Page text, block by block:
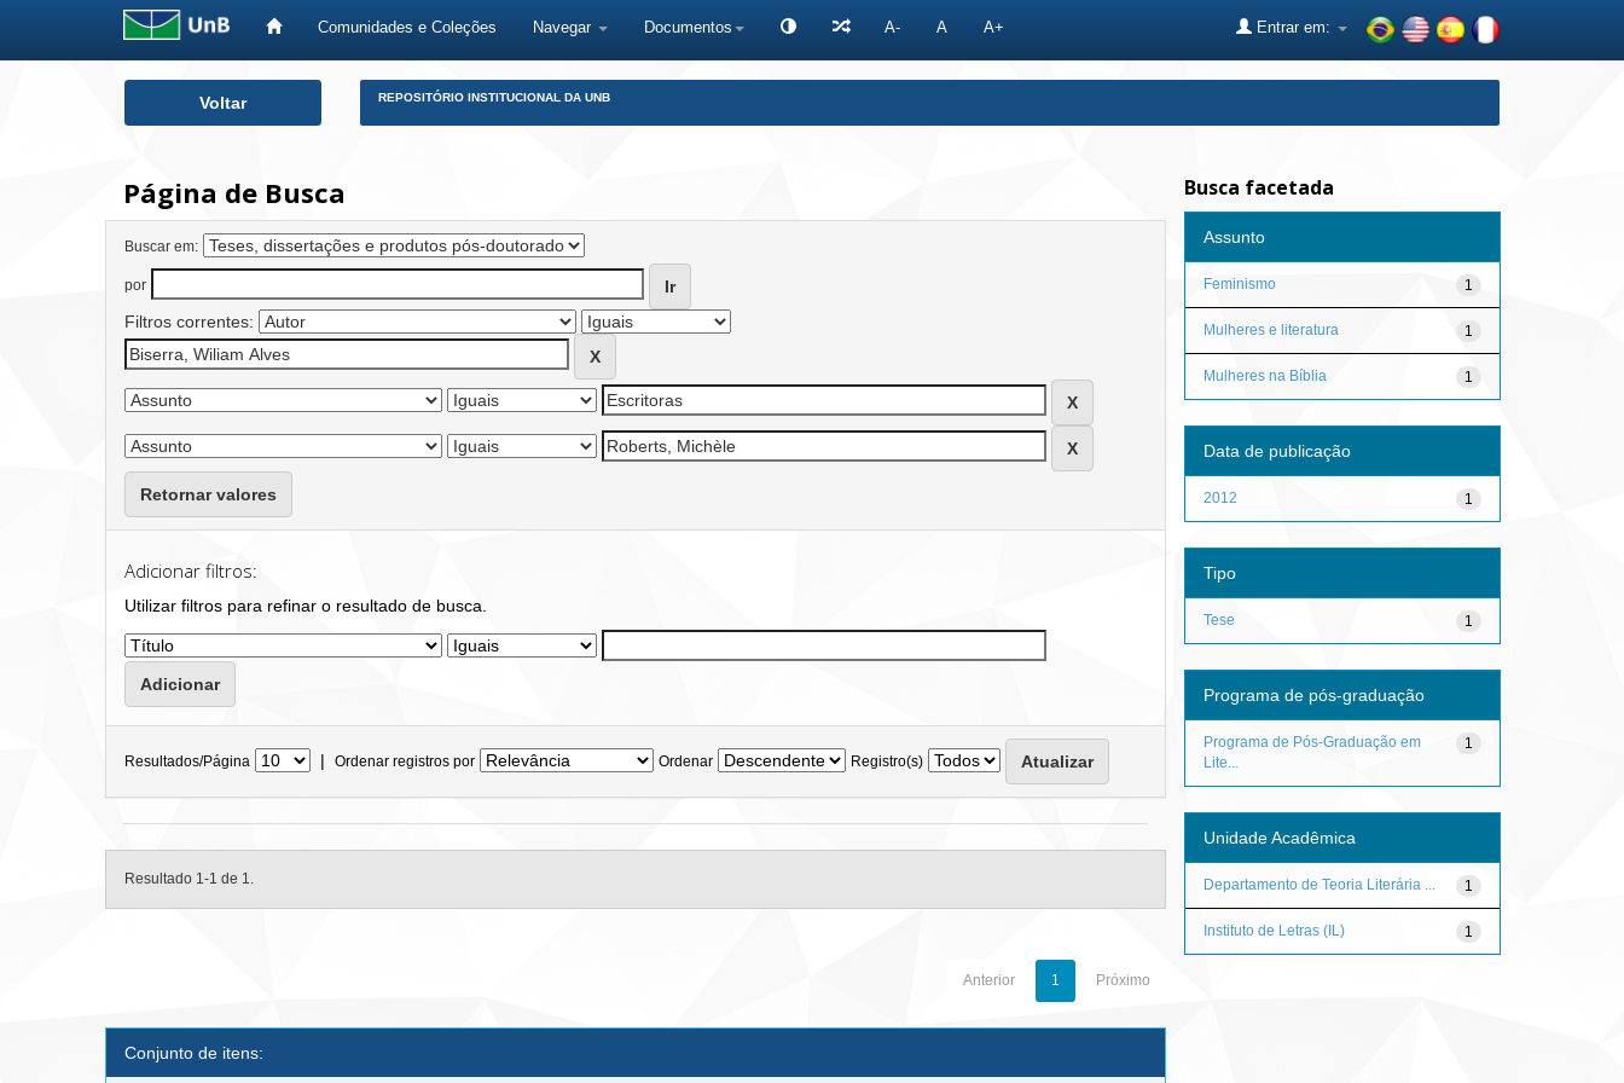
Comunidades e Coleções Navegar Documentos A- A A+ Entrar em:
Voltar REPOSITÓRIO INSTITUCIONAL DA UNB
Página de Busca
Buscar em:
por
Filtros correntes:
Retornar valores
Adicionar filtros:
Utilizar filtros para refinar o resultado de busca.
Resultados/Página | Ordenar registros por Ordenar Registro(s)
Resultado 1-1 de 1.
Anterior 1 Próximo
Conjunto de itens:
Busca facetada
Assunto
1
Feminismo
1
Mulheres e literatura
1
Mulheres na Bíblia
Data de publicação
1
2012
Tipo
1
Tese
Programa de pós-graduação
1
Programa de Pós-Graduação em
Lite...
Unidade Acadêmica
1
Departamento de Teoria Literária ...
1
Instituto de Letras (IL)